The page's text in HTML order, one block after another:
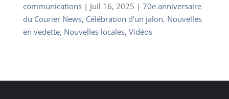
communications| Juil 16, 2025 | 70e anniversaire
du Courier News, Célébration d'un jalon, Nouvelles
en vedette, Nouvelles locales, Vidéos